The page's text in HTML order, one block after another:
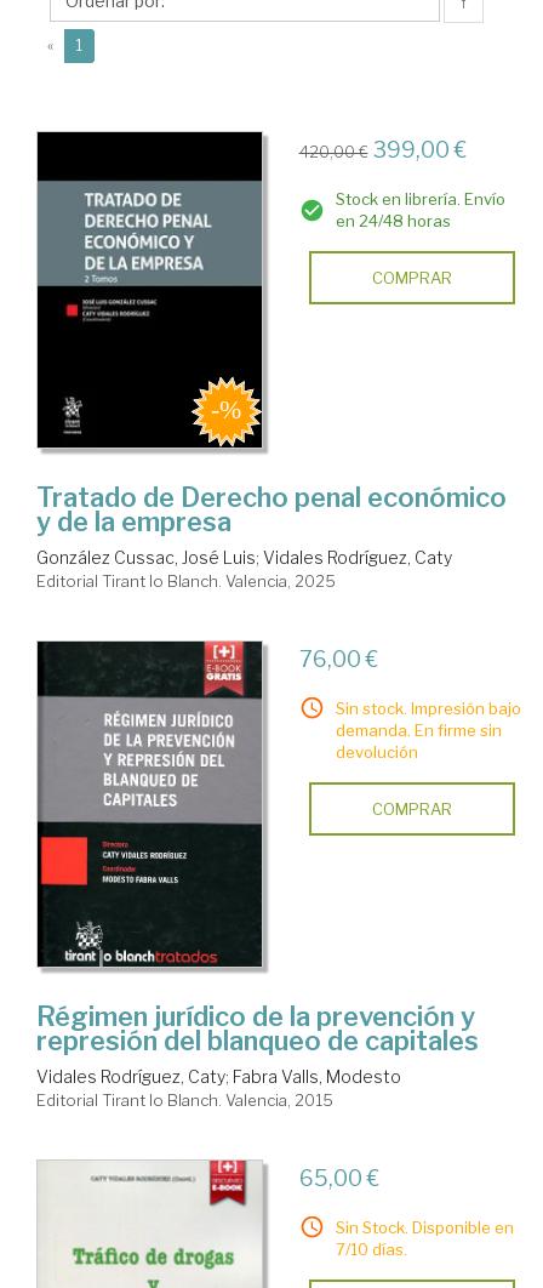
« 1
420,00 € 399,00 €
Stock en librería. Envío
en 24/48 horas
COMPRAR
Tratado de Derecho penal económico
y de la empresa
González Cussac, José Luis; Vidales Rodríguez, Caty
Editorial Tirant lo Blanch. Valencia, 2025
76,00 €
Sin stock. Impresión bajo
demanda. En firme sin
devolución
COMPRAR
Régimen jurídico de la prevención y
represión del blanqueo de capitales
Vidales Rodríguez, Caty; Fabra Valls, Modesto
Editorial Tirant lo Blanch. Valencia, 2015
65,00 €
Sin Stock. Disponible en
7/10 días.